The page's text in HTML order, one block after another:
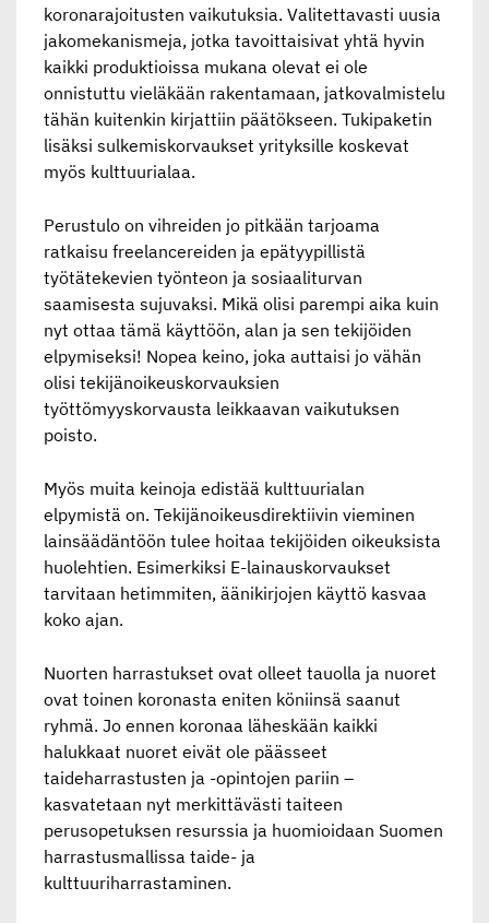
koronarajoitusten vaikutuksia. Valitettavasti uusia
jakomekanismeja, jotka tavoittaisivat yhtä hyvin
kaikki produktioissa mukana olevat ei ole
onnistuttu vieläkään rakentamaan, jatkovalmistelu
tähän kuitenkin kirjattiin päätökseen. Tukipaketin
lisäksi sulkemiskorvaukset yrityksille koskevat
myös kulttuurialaa.
Perustulo on vihreiden jo pitkään tarjoama
ratkaisu freelancereiden ja epätyypillistä
työtätekevien työnteon ja sosiaaliturvan
saamisesta sujuvaksi. Mikä olisi parempi aika kuin
nyt ottaa tämä käyttöön, alan ja sen tekijöiden
elpymiseksi! Nopea keino, joka auttaisi jo vähän
olisi tekijänoikeuskorvauksien
työttömyyskorvausta leikkaavan vaikutuksen
poisto.
Myös muita keinoja edistää kulttuurialan
elpymistä on. Tekijänoikeusdirektiivin vieminen
lainsäädäntöön tulee hoitaa tekijöiden oikeuksista
huolehtien. Esimerkiksi E-lainauskorvaukset
tarvitaan hetimmiten, äänikirjojen käyttö kasvaa
koko ajan.
Nuorten harrastukset ovat olleet tauolla ja nuoret
ovat toinen koronasta eniten köniinsä saanut
ryhmä. Jo ennen koronaa läheskään kaikki
halukkaat nuoret eivät ole päässeet
taideharrastusten ja -opintojen pariin –
kasvatetaan nyt merkittävästi taiteen
perusopetuksen resurssia ja huomioidaan Suomen
harrastusmallissa taide- ja
kulttuuriharrastaminen.